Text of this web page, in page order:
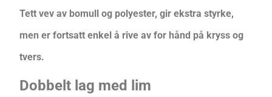
Tett vev av bomull og polyester, gir ekstra styrke,
men er fortsatt enkel å rive av for hånd på kryss og
tvers.
Dobbelt lag med lim